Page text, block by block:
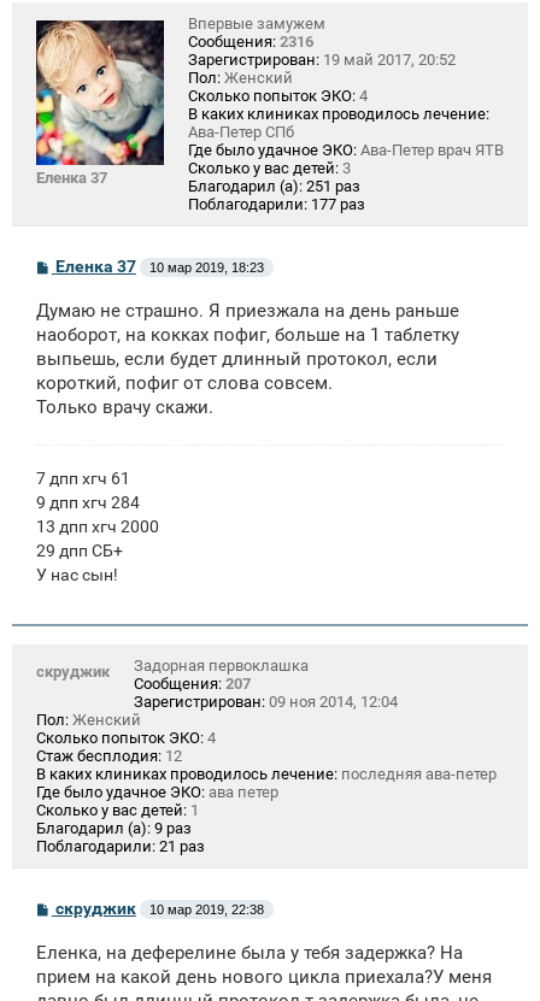
Еленка 37
Впервые замужем
Сообщения: 2316
Зарегистрирован: 19 май 2017, 20:52
Пол: Женский
Сколько попыток ЭКО: 4
В каких клиниках проводилось лечение:
Ава-Петер СПб
Где было удачное ЭКО: Ава-Петер врач ЯТВ
Сколько у вас детей: 3
Благодарил (а): 251 раз
Поблагодарили: 177 раз
С
б
щ
н
и
Еленка 37 10 мар 2019, 18:23
Думаю не страшно. Я приезжала на день раньше
наоборот, на кокках пофиг, больше на 1 таблетку
выпьешь, если будет длинный протокол, если
короткий, пофиг от слова совсем.
Только врачу скажи.
7 дпп хгч 61
9 дпп хгч 284
13 дпп хгч 2000
29 дпп СБ+
У нас сын!
скруджик
Задорная первоклашка
Сообщения: 207
Зарегистрирован: 09 ноя 2014, 12:04
Пол: Женский
Сколько попыток ЭКО: 4
Стаж бесплодия: 12
В каких клиниках проводилось лечение: последняя ава-петер
Где было удачное ЭКО: ава петер
Сколько у вас детей: 1
Благодарил (а): 9 раз
Поблагодарили: 21 раз
С
б
щ
е
скруджик 10 мар 2019, 22:38
Еленка, на деферелине была у тебя задержка? На
прием на какой день нового цикла приехала?У меня